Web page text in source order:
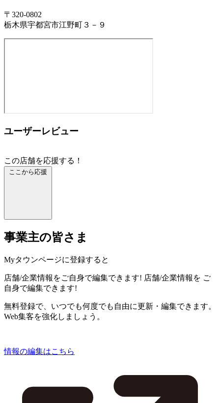
〒320-0802
栃木県宇都宮市江野町３－９
ユーザーレビュー
この店舗を応援する！
ここから応援
事業主の皆さま
Myタウンページに登録すると
店舗/企業情報をご自身で編集できます! 店舗/企業情報を ご
自身で編集できます!
無料登録で、いつでも何度でも自由に更新・編集できます。
Web集客を強化しましょう。
情報の編集はこちら